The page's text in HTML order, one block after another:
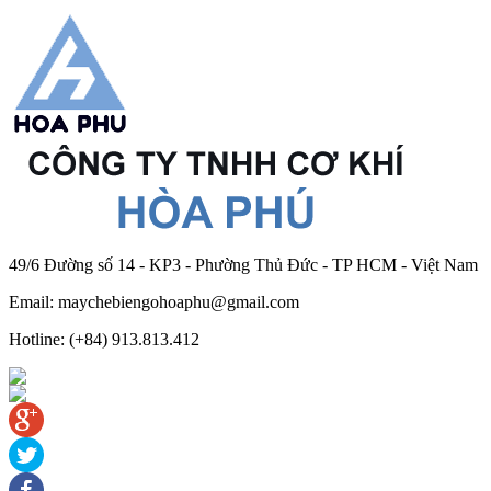
49/6 Đường số 14 - KP3 - Phường Thủ Đức - TP HCM - Việt Nam
Email: maychebiengohoaphu@gmail.com
Hotline: (+84) 913.813.412